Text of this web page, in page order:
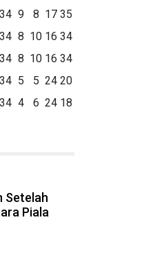
34 9 8 17 35
34 8 10 16 34
34 8 10 16 34
34 5 5 24 20
34 4 6 24 18
Setelah
Piala